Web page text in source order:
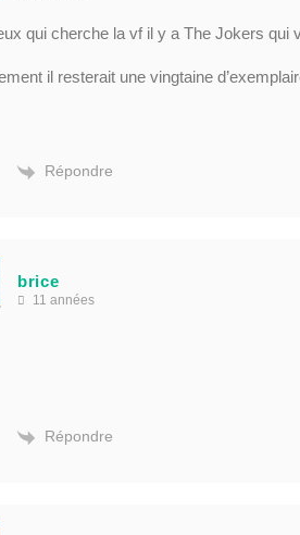
qui cherche la vf il y a The Jokers qui
il resterait une vingtaine
Répondre
brice
11 années
Répondre